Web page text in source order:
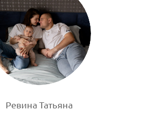
Ревина Татьяна